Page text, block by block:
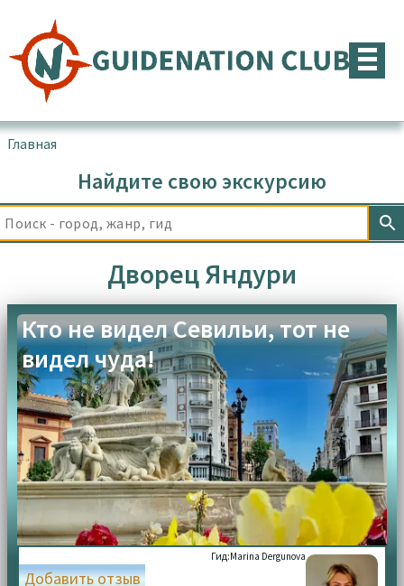
содержимому
Главная
Найдите свою экскурсию
Дворец Яндури
Кто не видел Севильи, тот не
видел чуда!
Гид:Marina Dergunova
Добавить отзыв